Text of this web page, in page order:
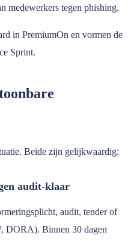
medewerkers tegen phishing.
in PremiumOn en vormen de
Sprint.
Beide zijn gelijkwaardig:
audit-klaar
audit, tender of
DORA). Binnen 30 dagen